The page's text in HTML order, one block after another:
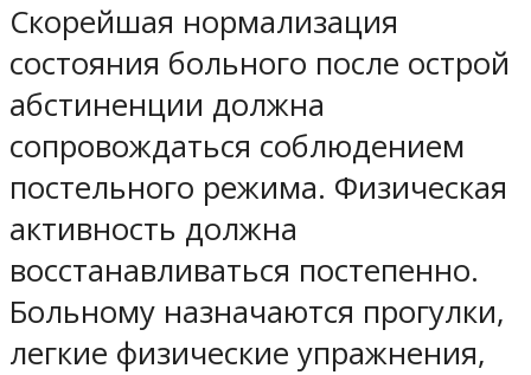
Скорейшая нормализация
состояния больного после острой
абстиненции должна
сопровождаться соблюдением
постельного режима. Физическая
активность должна
восстанавливаться постепенно.
Больному назначаются прогулки,
легкие физические упражнения,